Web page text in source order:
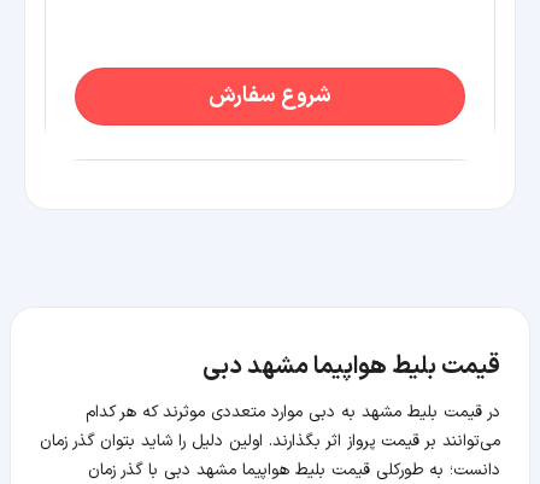
شروع سفارش
قیمت بلیط هواپیما مشهد دبی
در قیمت بلیط مشهد به دبی موارد متعددی موثرند که هر کدام
می‌توانند بر قیمت پرواز اثر بگذارند. اولین دلیل را شاید بتوان گذر زمان
دانست؛ به طورکلی قیمت بلیط هواپیما مشهد دبی با گذر زمان